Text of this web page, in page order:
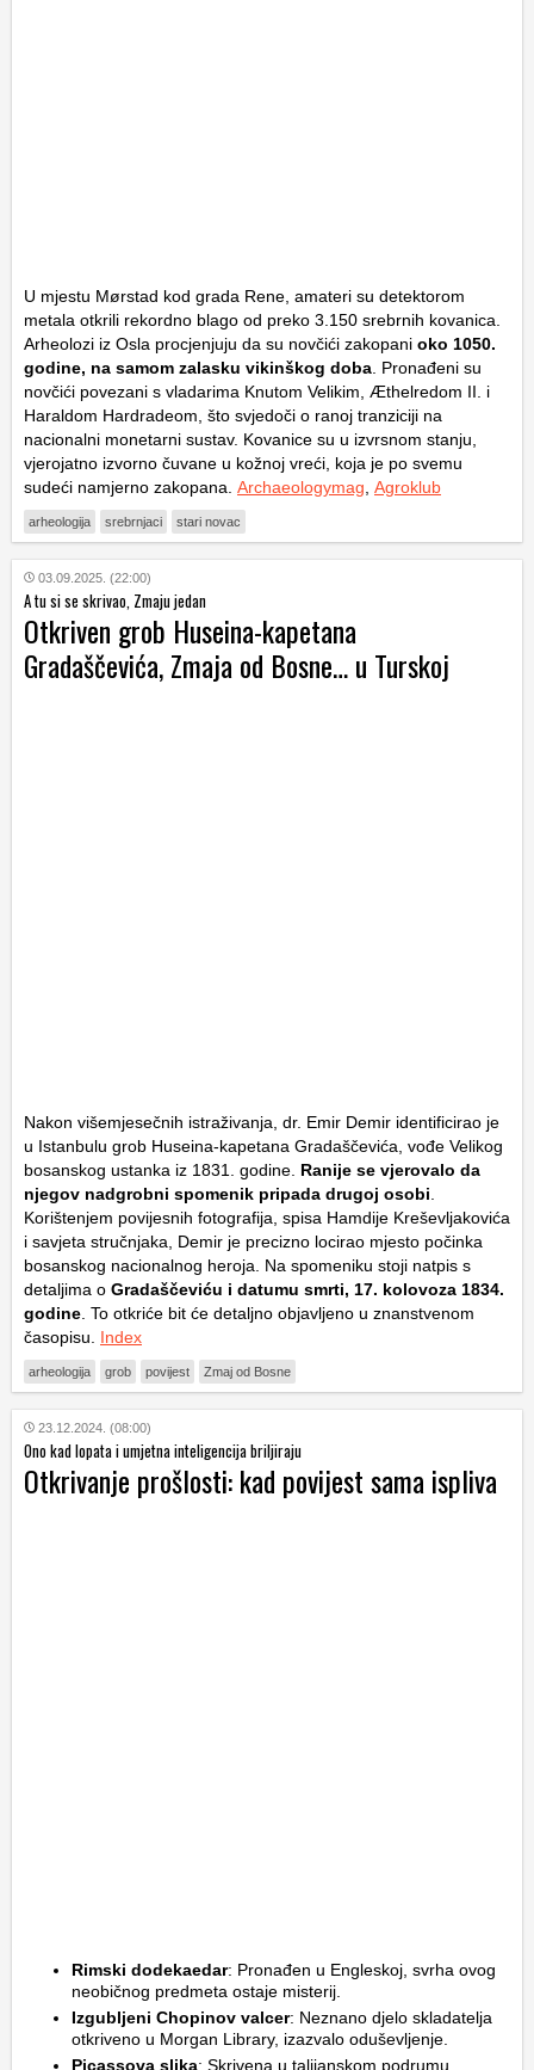
U mjestu Mørstad kod grada Rene, amateri su detektorom
metala otkrili rekordno blago od preko 3.150 srebrnih kovanica.
Arheolozi iz Osla procjenjuju da su novčići zakopani oko 1050.
godine, na samom zalasku vikinškog doba . Pronađeni su
novčići povezani s vladarima Knutom Velikim, Æthelredom II. i
Haraldom Hardradeom, što svjedoči o ranoj tranziciji na
nacionalni monetarni sustav. Kovanice su u izvrsnom stanju,
vjerojatno izvorno čuvane u kožnoj vreći, koja je po svemu
sudeći namjerno zakopana. Archaeologymag Agroklub
arheologija srebrnjaci stari novac
03.09.2025. (22:00)
A tu si se skrivao, Zmaju jedan
Otkriven grob Huseina-kapetana
Gradaščevića, Zmaja od Bosne… u Turskoj
Nakon višemjesečnih istraživanja, dr. Emir Demir identificirao je
u Istanbulu grob Huseina-kapetana Gradaščevića, vođe Velikog
bosanskog ustanka iz 1831. godine. Ranije se vjerovalo da
njegov nadgrobni spomenik pripada drugoj osobi
Korištenjem povijesnih fotografija, spisa Hamdije Kreševljakovića
i savjeta stručnjaka, Demir je precizno locirao mjesto počinka
bosanskog nacionalnog heroja. Na spomeniku stoji natpis s
detaljima o Gradaščeviću i datumu smrti, 17. kolovoza 1834.
godine . To otkriće bit će detaljno objavljeno u znanstvenom
časopisu. Index
arheologija grob povijest Zmaj od Bosne
23.12.2024. (08:00)
Ono kad lopata i umjetna inteligencija briljiraju
Otkrivanje prošlosti: kad povijest sama ispliva
Rimski dodekaedar: Pronađen u Engleskoj, svrha ovog
neobičnog predmeta ostaje misterij.
Izgubljeni Chopinov valcer: Neznano djelo skladatelja
otkriveno u Morgan Library, izazvalo oduševljenje.
Picassova slika: Skrivena u talijanskom podrumu,